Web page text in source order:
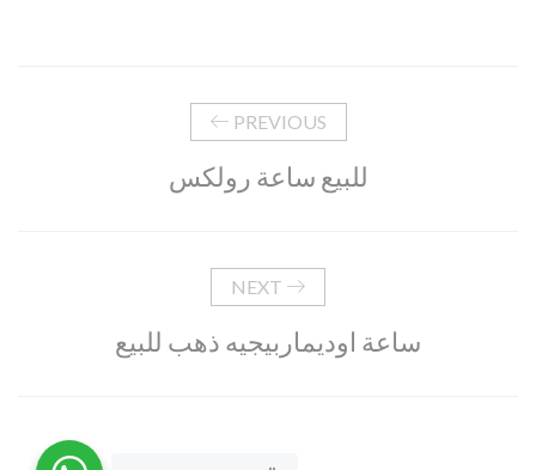
PREVIOUS
للبيع ساعة رولكس
NEXT
ساعة اوديماربيجيه ذهب للبيع